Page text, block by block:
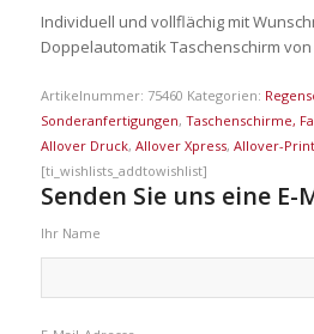
Individuell und vollflächig mit
Doppelautomatik Taschenschirm von
Artikelnummer: 75460 Kategorien:
Sonderanfertigungen, Taschenschirme,
Allover Druck, Allover Xpress, Allover-Print
[ti_wishlists_addtowishlist]
Senden Sie uns eine E-
Ihr Name